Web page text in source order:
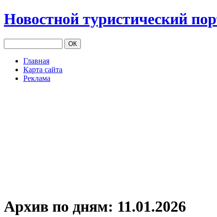
Новостной туристический
Главная
Карта сайта
Реклама
Архив по дням: 11.01.2026